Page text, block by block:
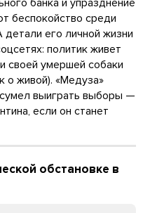
банка и упразднение
беспокойство среди
его личной жизни
политик живет
своей умершей собаки
о живой). «Медуза»
выиграть выборы —
если он станет
обстановке в